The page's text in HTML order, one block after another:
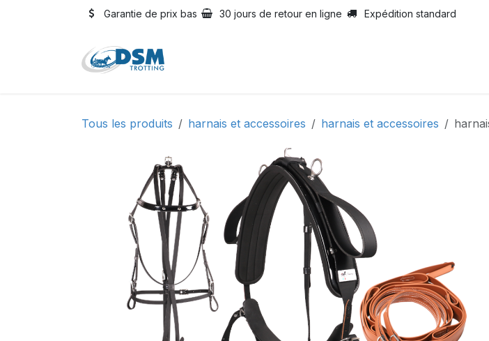
Se rendre au contenuGarantie de prix bas 30 jours de retour en ligne Expédition standard
Tous les produits harnais et accessoires harnais et accessoires